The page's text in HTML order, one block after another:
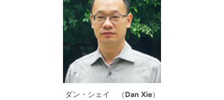
ダン・シェイ （Dan Xie）